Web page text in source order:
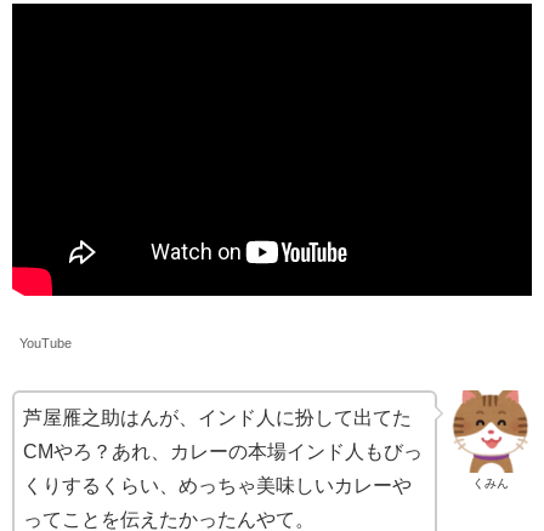
YouTube
くみん
芦屋雁之助はんが、インド人に扮して出てた
CMやろ？あれ、カレーの本場インド人もびっ
くりするくらい、めっちゃ美味しいカレーや
ってことを伝えたかったんやて。